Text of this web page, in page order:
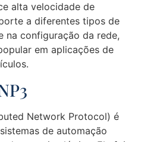
alta velocidade de
a diferentes tipos de
na configuração da rede,
em aplicações de
Network Protocol) é
de automação